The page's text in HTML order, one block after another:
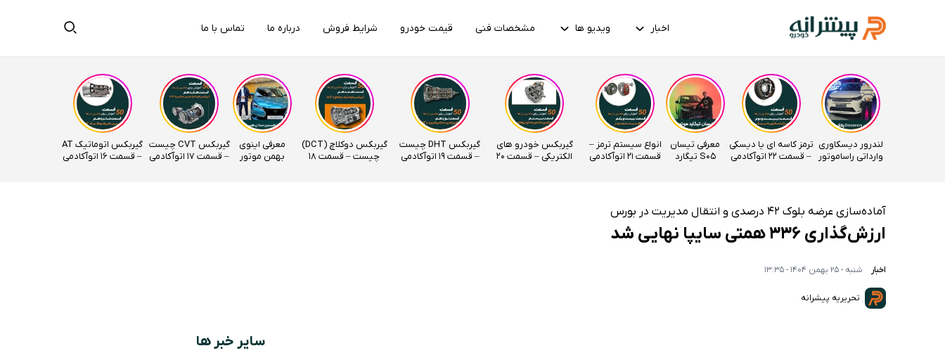
اخبار ویدیو ها مشخصات فنی قیمت خودرو شرایط فروش درباره ما تماس با ما
لندرور دیسکاوری
وارداتی راساموتور
ترمز کاسه ای یا دیسکی
– قسمت 22 اتوآکادمی
معرفی تیسان
S05 تیگارد
انواع سیستم ترمز –
قسمت 21 اتوآکادمی
گیربکس خودرو های
الکتریکی – قسمت 20
گیربکس DHT چیست
– قسمت 19 اتوآکادمی
گیربکس دوکلاچ (DCT)
چیست – قسمت 18
معرفی اینوی
بهمن موتور
گیربکس CVT چیست
– قسمت 17 اتوآکادمی
گیربکس اتوماتیک AT
– قسمت ۱۶ اتوآکادمی
آماده‌سازی عرضه بلوک ۴۲ درصدی و انتقال مدیریت در بورس
ارزش‌گذاری ۳۳۶ همتی سایپا نهایی شد
اخبار شنبه - 25 بهمن 1404 - 13:35
تحریریه پیشرانه
سایر خبر ها